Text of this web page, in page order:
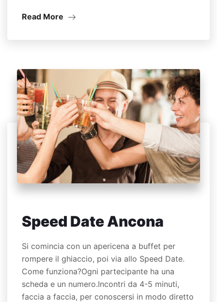
Read More
Speed Date Ancona
Si comincia con un apericena a buffet per
rompere il ghiaccio, poi via allo Speed Date.
Come funziona?Ogni partecipante ha una
scheda e un numero.Incontri da 4-5 minuti,
faccia a faccia, per conoscersi in modo diretto